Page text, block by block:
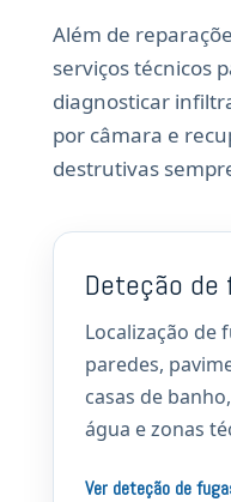
Além de
serviços técnicos
diagnosticar
por câmara e
destrutivas
Deteção de
Localização de
paredes,
casas de
água e zonas
Ver deteção de